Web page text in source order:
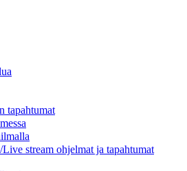
stream ohjelmat ja tapahtumat